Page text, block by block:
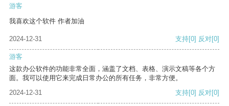
游客
我喜欢这个软件 作者加油
2024-12-31 支持[0] 反对[0]
游客
这款办公软件的功能非常全面，涵盖了文档、表格、演示文稿等各个方
面。我可以使用它来完成日常办公的所有任务，非常方便。
2024-12-31
支持[0] 反对[0]